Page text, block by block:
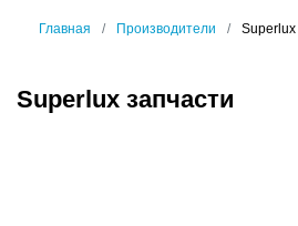
Главная Производители Superlux
Superlux запчасти